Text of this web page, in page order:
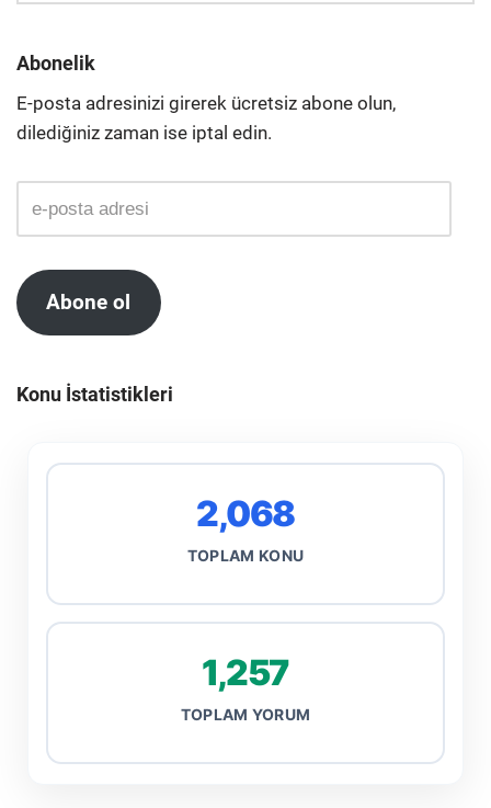
Abonelik
E-posta adresinizi girerek ücretsiz abone olun,
dilediğiniz zaman ise iptal edin.
Abone ol
Konu İstatistikleri
2,068
TOPLAM KONU
1,257
TOPLAM YORUM